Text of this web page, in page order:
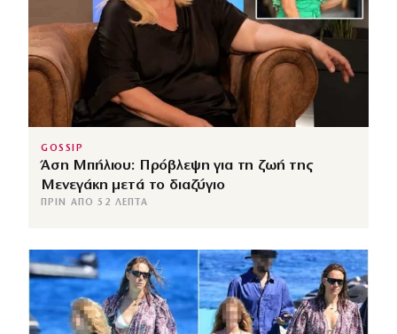
GOSSIP
Άση Μπήλιου: Πρόβλεψη για τη ζωή της
Μενεγάκη μετά το διαζύγιο
ΠΡΙΝ ΑΠΌ 52 ΛΕΠΤΆ